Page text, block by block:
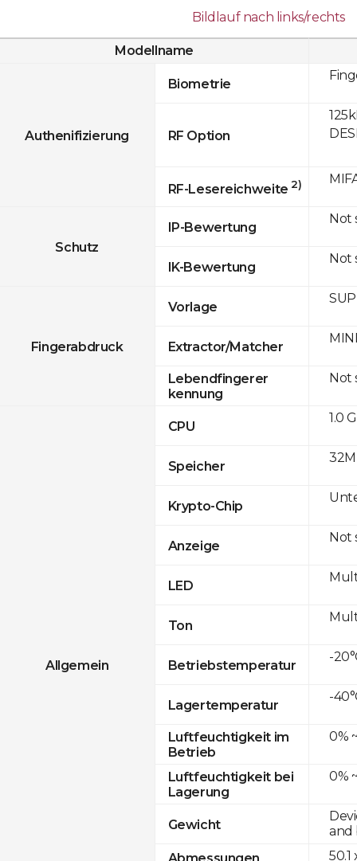
Bildlauf nach links/rechts
Modellname
Authenifizierung
Biometrie
RF Option
RF-Lesereichweite 2)
Schutz
IP-Bewertung
IK-Bewertung
Fingerabdruck
Vorlage
Extractor/Matcher
Lebendfingerer
kennung
Allgemein
CPU
Speicher
Krypto-Chip
Anzeige
LED
Ton
Betriebstemperatur
Lagertemperatur
Luftfeuchtigkeit im
Betrieb
Luftfeuchtigkeit bei
Lagerung
Gewicht
Abmessungen
Not
Not
Not
1.0
Not
-
-
0%
0%
and
50.1